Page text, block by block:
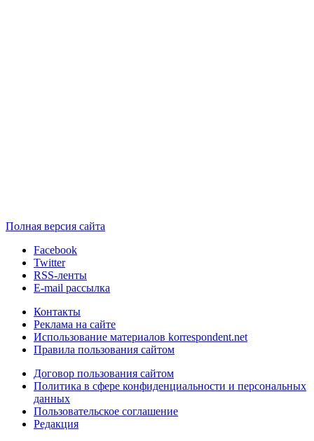
Полная версия сайта
Facebook
Twitter
RSS-ленты
E-mail рассылка
Контакты
Реклама на сайте
Использование материалов korrespondent.net
Правила пользования сайтом
Договор пользования сайтом
Политика в сфере конфиденциальности и персональных
данных
Пользовательское соглашение
Редакция